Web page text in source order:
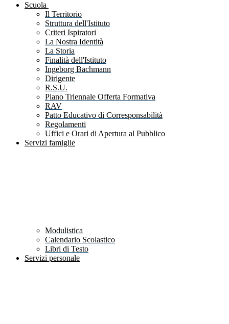
Scuola
Il Territorio
Struttura dell'Istituto
Criteri Ispiratori
La Nostra Identità
La Storia
Finalità dell'Istituto
Ingeborg Bachmann
Dirigente
R.S.U.
Piano Triennale Offerta Formativa
RAV
Patto Educativo di Corresponsabilità
Regolamenti
Uffici e Orari di Apertura al Pubblico
Servizi famiglie
Modulistica
Calendario Scolastico
Libri di Testo
Servizi personale